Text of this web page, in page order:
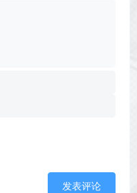
发表评论